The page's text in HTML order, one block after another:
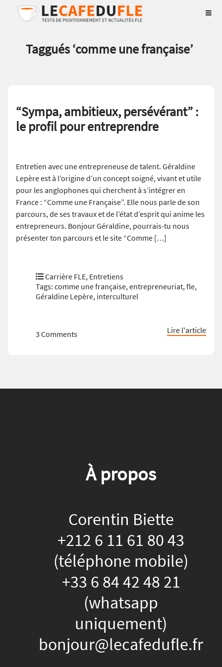
Taggués ‘comme une française’
“Sympa, ambitieux, persévérant” :
le profil pour entreprendre
Entretien avec une entrepreneuse de talent. Géraldine
Lepère est à l’origine d’un concept soigné, vivant et utile
pour les anglophones qui cherchent à s’intégrer en
France : “Comme une Française”. Elle nous parle de son
parcours, de ses travaux et de l’état d’esprit qui anime les
entrepreneurs. Bonjour Géraldine, pourrais-tu nous
présenter ton parcours et le site “Comme […]
Carrière FLE, Entretiens
Tags: comme une française,entrepreneuriat,fle,
Géraldine Lepère, interculturel
3 Comments Lire l'article
À propos
Corentin Biette
+212 6 11 61 80 43
(téléphone mobile)
+33 6 84 42 48 21
(whatsapp
uniquement)
bonjour@lecafedufle.fr